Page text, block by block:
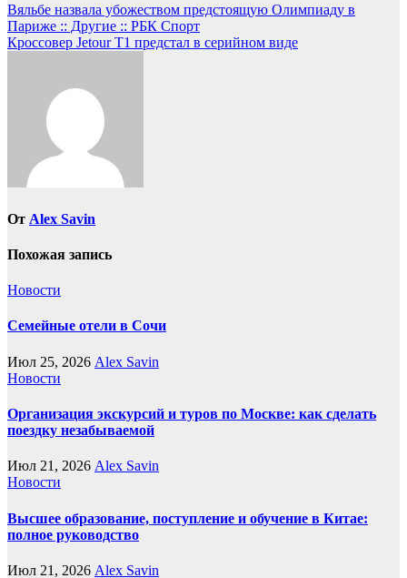
Навигация
по
Вяльбе назвала убожеством предстоящую Олимпиаду в
Париже :: Другие :: РБК Спорт
Кроссовер Jetour T1 предстал в серийном виде
От Alex Savin
Похожая запись
Новости
Семейные отели в Сочи
Июл 25, 2026 Alex Savin
Новости
Организация экскурсий и туров по Москве: как сделать
поездку незабываемой
Июл 21, 2026 Alex Savin
Новости
Высшее образование, поступление и обучение в Китае:
полное руководство
Июл 21, 2026 Alex Savin